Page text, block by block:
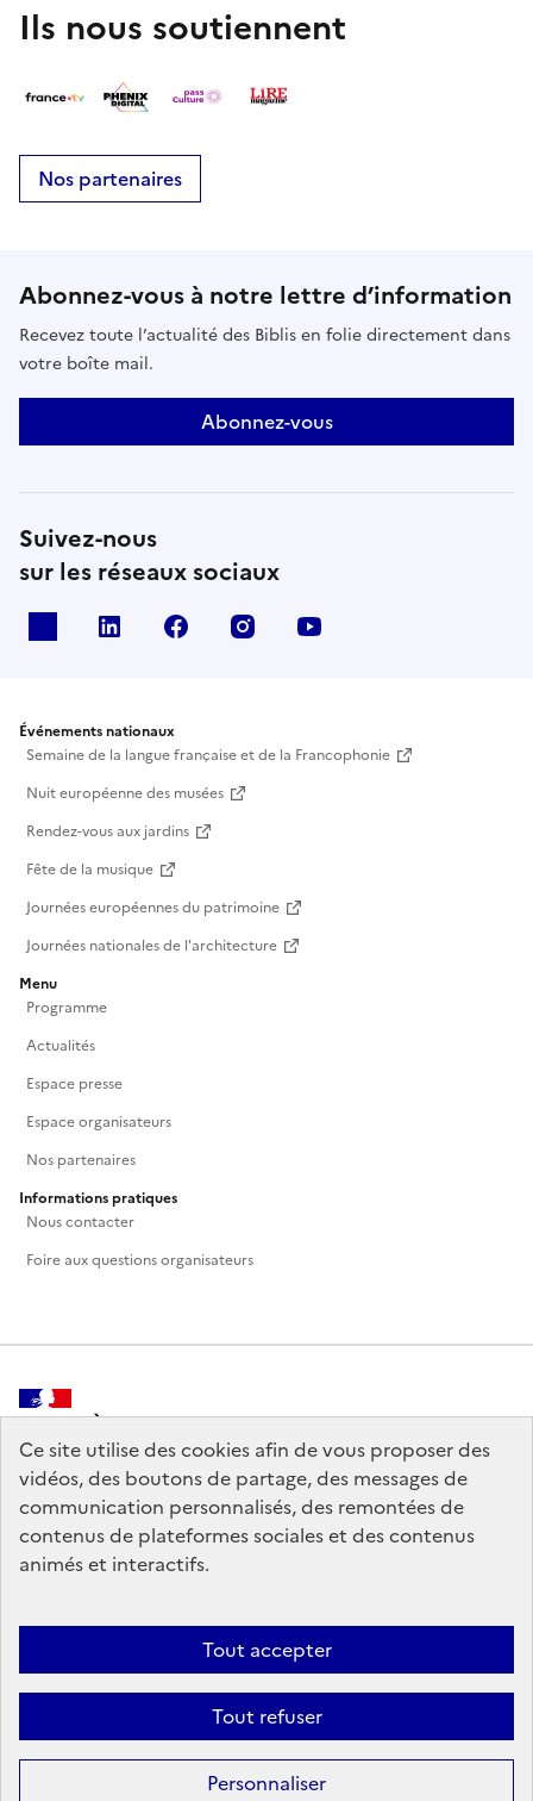
Ce site utilise des cookies afin de vous proposer des
vidéos, des boutons de partage, des messages de
communication personnalisés, des remontées de
contenus de plateformes sociales et des contenus
animés et interactifs.
Tout accepter
Tout refuser
Personnaliser
Ils nous soutiennent
Nos partenaires
Abonnez-vous à notre lettre d’information
Recevez toute l’actualité des Biblis en folie directement dans
votre boîte mail.
Abonnez-vous
Suivez-nous
sur les réseaux sociaux
Linkedin Facebook Instagram
Événements nationaux
Semaine de la langue française et de la Francophonie
Nuit européenne des musées
Rendez-vous aux jardins
Fête de la musique
Journées européennes du patrimoine
Journées nationales de l'architecture
Menu
Programme
Actualités
Espace presse
Espace organisateurs
Nos partenaires
Informations pratiques
Nous contacter
Foire aux questions organisateurs
MINISTÈRE
DE LA CULTURE
legifrance.gouv.fr
service-public.gouv.fr
data.gouv.fr
Sauf mention contraire, tous les contenus de ce site sont sous